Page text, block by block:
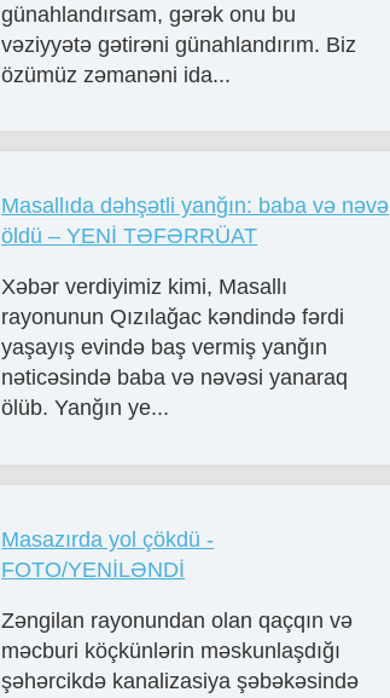
günahlandırsam, gərək onu bu
vəziyyətə gətirəni günahlandırım. Biz
özümüz zəmanəni ida...
Masallıda dəhşətli yanğın: baba və nəvə
öldü – YENİ TƏFƏRRÜAT
Xəbər verdiyimiz kimi, Masallı
rayonunun Qızılağac kəndində fərdi
yaşayış evində baş vermiş yanğın
nəticəsində baba və nəvəsi yanaraq
ölüb. Yanğın ye...
Masazırda yol çökdü -
FOTO/YENİLƏNDİ
Zəngilan rayonundan olan qaçqın və
məcburi köçkünlərin məskunlaşdığı
şəhərcikdə kanalizasiya şəbəkəsində